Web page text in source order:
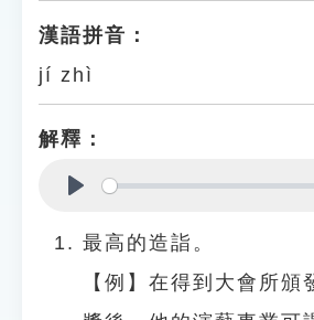
貓頭鷹博士
漢語拼音：
jí zhì
解釋：
最高的造詣。
【例】在得到大會所頒